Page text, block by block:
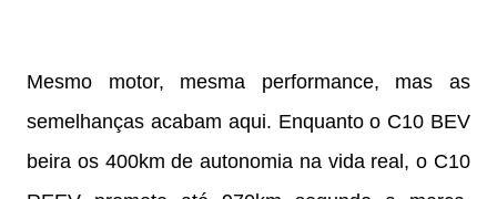
Mesmo motor, mesma performance, mas as
semelhanças acabam aqui. Enquanto o C10 BEV
beira os 400km de autonomia na vida real, o C10